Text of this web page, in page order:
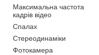
Максимальна частота
кадрів відео
Спалах
Стереодинаміки
Фотокамера